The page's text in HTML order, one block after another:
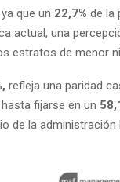
que un 22,7% de la
actual, una
estratos de menor
, refleja una paridad
fijarse en un
de la administración